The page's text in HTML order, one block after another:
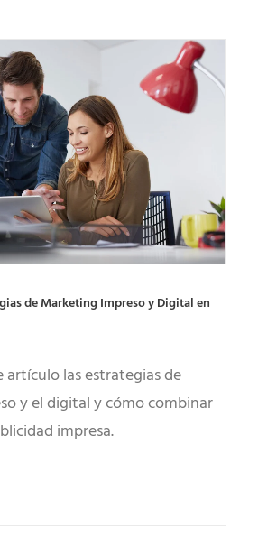
de Marketing Impreso y Digital en
artículo las estrategias de
y el digital y cómo combinar
impresa.